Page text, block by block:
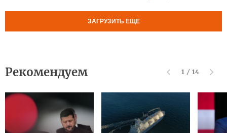
ЗАГРУЗИТЬ ЕЩЕ
Рекомендуем 1 / 14